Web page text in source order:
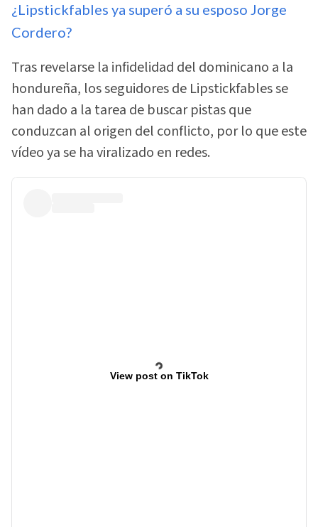
¿Lipstickfables ya superó a su esposo Jorge
Cordero?
Tras revelarse la infidelidad del dominicano a la
hondureña, los seguidores de Lipstickfables se
han dado a la tarea de buscar pistas que
conduzcan al origen del conflicto, por lo que este
vídeo ya se ha viralizado en redes.
View post on TikTok